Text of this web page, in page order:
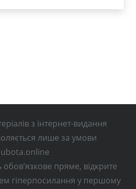
з інтернет-видання
лише за умови
пряме, відкрите
гіперпосилання у першому